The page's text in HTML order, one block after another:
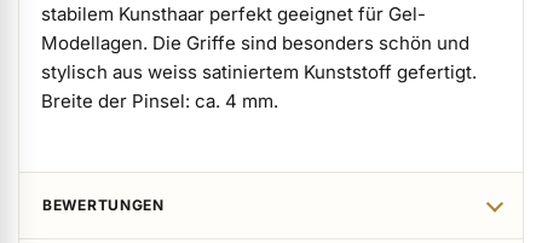
Verpackungen & Verkaufshilfen anzeigen
Kundenpräsente anzeigen
stabilem Kunsthaar perfekt geeignet für Gel-
Modellagen. Die Griffe sind besonders schön und
stylisch aus weiss satiniertem Kunststoff gefertigt.
Breite der Pinsel: ca. 4 mm.
BEWERTUNGEN